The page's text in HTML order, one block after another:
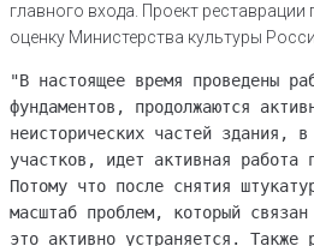
главного входа. Проект
оценку Министерства культуры
"В настоящее время проведены
фундаментов, продолжаются
неисторических частей здания,
участков, идет активная работа
Потому что после снятия
масштаб проблем, который
это активно устраняется. Также